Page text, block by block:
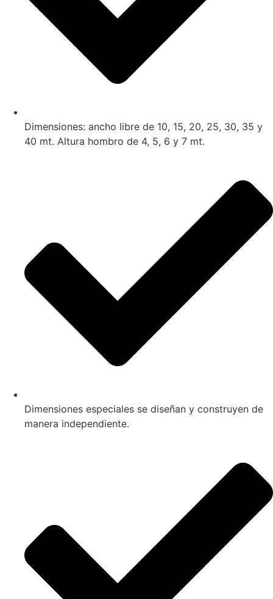
Dimensiones: ancho libre de 10, 15, 20, 25, 30, 35 y
40 mt. Altura hombro de 4, 5, 6 y 7 mt.
Dimensiones especiales se diseñan y construyen de
manera independiente.